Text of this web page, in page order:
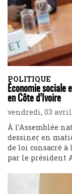
POLITIQUE
Économie sociale
en Côte d’Ivoire
vendredi, 03 avril
À l’Assemblée
dessiner en
de loi consacré à
par le président